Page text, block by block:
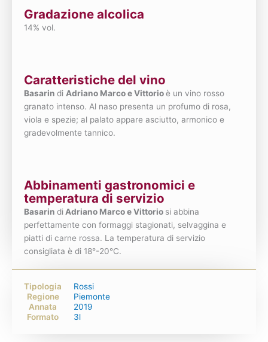
Gradazione alcolica
14% vol.
Caratteristiche del vino
Basarin di Adriano Marco e Vittorioè un vino rosso
granato intenso. Al naso presenta un profumo di rosa,
viola e spezie; al palato appare asciutto, armonico e
gradevolmente tannico.
Abbinamenti gastronomici e
temperatura di servizio
Basarin di Adriano Marco e Vittorio si abbina
perfettamente con formaggi stagionati, selvaggina e
piatti di carne rossa. La temperatura di servizio
consigliata è di 18°-20°C.
Tipologia
Rossi
Regione
Piemonte
Annata
2019
Formato
3l